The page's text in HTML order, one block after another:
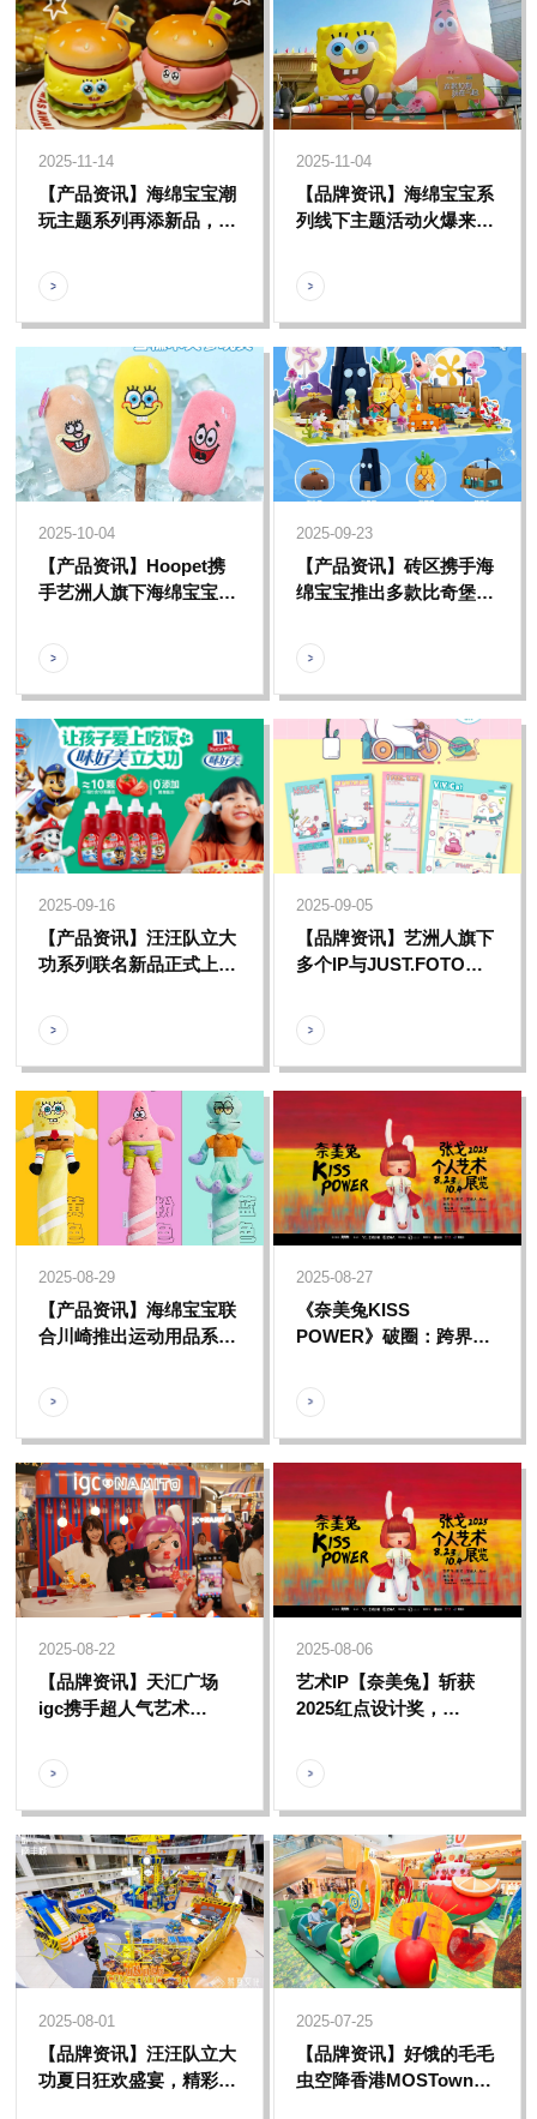
2025-11-14
【产品资讯】海绵宝宝潮
玩主题系列再添新品，打
玩矩阵
2025-11-04
【品牌资讯】海绵宝宝系
列线下主题活动火爆来
底奇遇
2025-10-04
【产品资讯】Hoopet携
手艺洲人旗下海绵宝宝与
物用品系列，融合情感共
鸣与实用价值带来全新体
验。
2025-09-23
【产品资讯】砖区携手海
绵宝宝推出多款比奇堡主
海底世界的独特魅力
2025-09-16
【产品资讯】汪汪队立大
功系列联名新品正式上
彩纷呈的冒险旅程！
2025-09-05
【品牌资讯】艺洲人旗下
多个IP与JUST.FOTO合
贴，一起记录美好时刻
2025-08-29
【产品资讯】海绵宝宝联
合川崎推出运动用品系列
同的冒险
2025-08-27
《奈美兔KISS
POWER》破圈：跨界共
2025-08-22
【品牌资讯】天汇广场
igc携手超人气艺术
日游乐园，掀起萌力新风
暴
2025-08-06
艺术IP【奈美兔】斩获
2025红点设计奖，
领新世代美学风潮
2025-08-01
【品牌资讯】汪汪队立大
功夏日狂欢盛宴，精彩纷
2025-07-25
【品牌资讯】好饿的毛毛
虫空降香港MOSTown新